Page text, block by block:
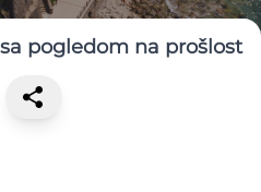
pogledom na prošlost